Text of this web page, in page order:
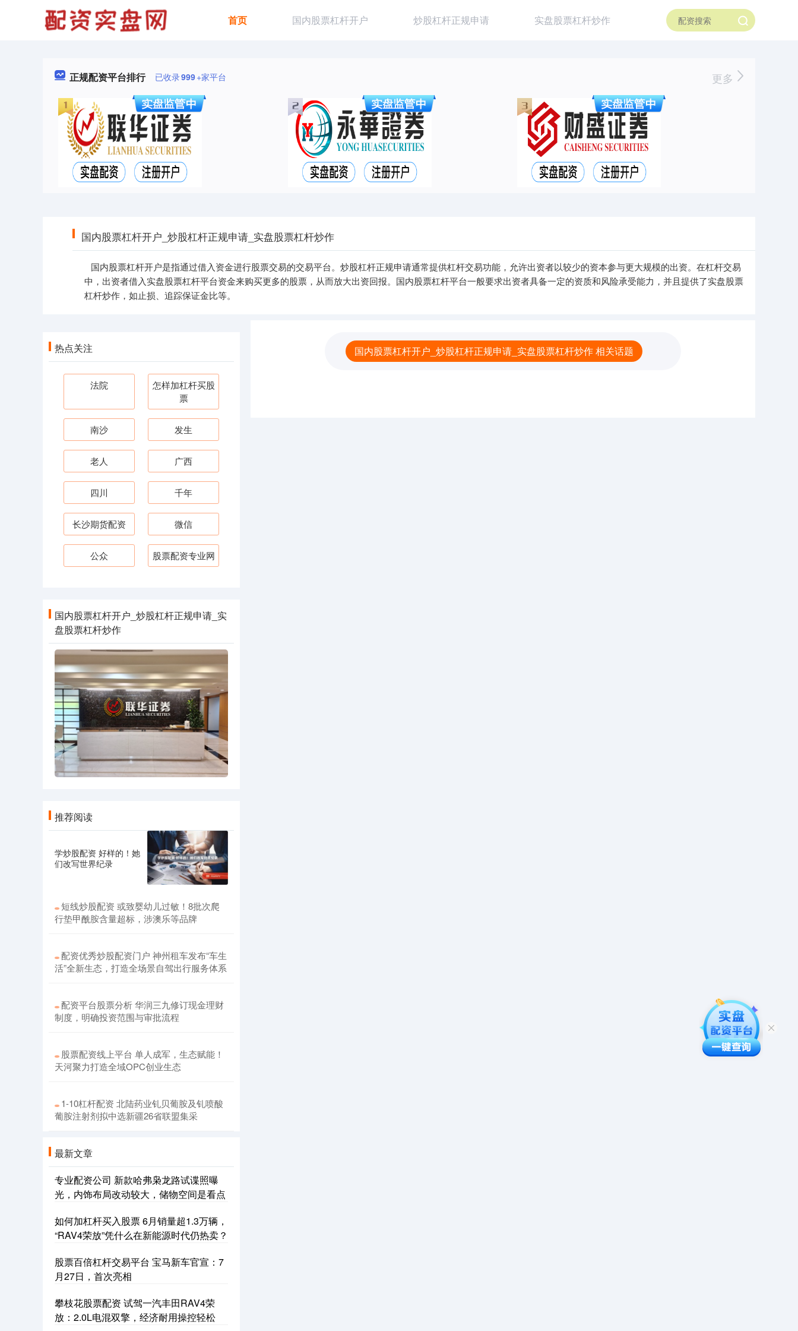
首页 国内股票杠杆开户 炒股杠杆正规申请 实盘股票杠杆炒作
正规配资平台排行 已收录999+家平台 更多
国内股票杠杆开户_炒股杠杆正规申请_实盘股票杠杆炒作
国内股票杠杆开户是指通过借入资金进行股票交易的交易平台。炒股杠杆正规申请通常提供杠杆交易功能，允许出资者以较少的资本参与更大规模的出资。在杠杆交易
中，出资者借入实盘股票杠杆平台资金来购买更多的股票，从而放大出资回报。国内股票杠杆平台一般要求出资者具备一定的资质和风险承受能力，并且提供了实盘股票
杠杆炒作，如止损、追踪保证金比等。
国内股票杠杆开户_炒股杠杆正规申请_实盘股票杠杆炒作 相关话题
热点关注
法院
怎样加杠杆买股
票
南沙 发生
老人 广西
四川 千年
长沙期货配资 微信
公众 股票配资专业网
国内股票杠杆开户_炒股杠杆正规申请_实
盘股票杠杆炒作
推荐阅读
学炒股配资 好样的！她
们改写世界纪录
短线炒股配资 或致婴幼儿过敏！8批次爬
行垫甲酰胺含量超标，涉澳乐等品牌
配资优秀炒股配资门户 神州租车发布“车生
活”全新生态，打造全场景自驾出行服务体系
配资平台股票分析 华润三九修订现金理财
制度，明确投资范围与审批流程
股票配资线上平台 单人成军，生态赋能！
天河聚力打造全域OPC创业生态
1-10杠杆配资 北陆药业钆贝葡胺及钆喷酸
葡胺注射剂拟中选新疆26省联盟集采
最新文章
专业配资公司 新款哈弗枭龙路试谍照曝
光，内饰布局改动较大，储物空间是看点
如何加杠杆买入股票 6月销量超1.3万辆，
“RAV4荣放”凭什么在新能源时代仍热卖？
股票百倍杠杆交易平台 宝马新车官宣：7
月27日，首次亮相
攀枝花股票配资 试驾一汽丰田RAV4荣
放：2.0L电混双擎，经济耐用操控轻松